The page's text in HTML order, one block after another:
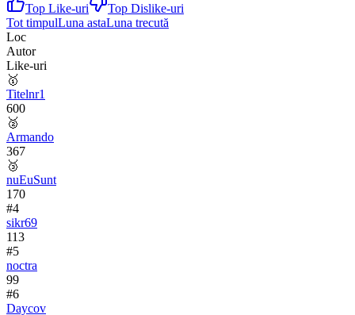
Top Like-uri
Top Dislike-uri
Tot timpulLuna astaLuna trecută
Loc
Autor
Like-uri
🥇
Titelnr1
600
🥈
Armando
367
🥉
nuEuSunt
170
#4
sikr69
113
#5
noctra
99
#6
Daycov